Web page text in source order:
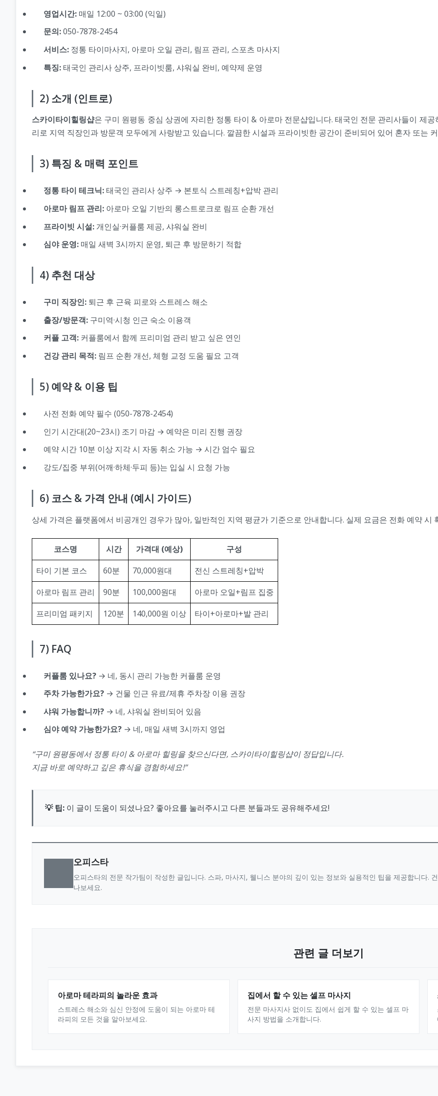
영업시간: 매일 12:00 ~ 03:00 (익일)
문의:050-7878-2454
서비스: 정통 타이마사지, 아로마 오일 관리, 림프 관리, 스포츠 마사지
특징:태국인 관리사 상주, 프라이빗룸, 샤워실 완비, 예약제 운영
2) 소개 (인트로)
스카이타이힐링샵은 구미 원평동 중심 상권에 자리한 정통 타이 & 아로마 전문샵입니다. 태국인 전문 관리사들이 제
리로 지역 직장인과 방문객 모두에게 사랑받고 있습니다. 깔끔한 시설과 프라이빗한 공간이 준비되어 있어 혼자 또는
3) 특징 & 매력 포인트
정통 타이 테크닉:태국인 관리사 상주 → 본토식 스트레칭+압박 관리
아로마 림프 관리: 아로마 오일 기반의 롱스트로크로 림프 순환 개선
프라이빗 시설: 개인실·커플룸 제공, 샤워실 완비
심야 운영: 매일 새벽 3시까지 운영, 퇴근 후 방문하기 적합
4) 추천 대상
구미 직장인: 퇴근 후 근육 피로와 스트레스 해소
출장/방문객: 구미역·시청 인근 숙소 이용객
커플 고객: 커플룸에서 함께 프리미엄 관리 받고 싶은 연인
건강 관리 목적: 림프 순환 개선, 체형 교정 도움 필요 고객
5) 예약 & 이용 팁
사전 전화 예약 필수 (050-7878-2454)
인기 시간대(20~23시) 조기 마감 → 예약은 미리 진행 권장
예약 시간 10분 이상 지각 시 자동 취소 가능 → 시간 엄수 필요
강도/집중 부위(어깨·하체·두피 등)는 입실 시 요청 가능
6) 코스 & 가격 안내 (예시 가이드)
상세 가격은 플랫폼에서 비공개인 경우가 많아, 일반적인 지역 평균가 기준으로 안내합니다. 실제 요금은 전화 예약 시
코스명 시간 가격대 (예상)
구성
타이 기본 코스
60분 70,000원대
전신 스트레칭+압박
아로마 림프 관리
90분 100,000원대
아로마 오일+림프 집중
프리미엄 패키지
120분 140,000원 이상 타이+아로마+발 관리
7) FAQ
커플룸 있나요? → 네, 동시 관리 가능한 커플룸 운영
주차 가능한가요? → 건물 인근 유료/제휴 주차장 이용 권장
샤워 가능합니까? → 네, 샤워실 완비되어 있음
심야 예약 가능한가요? → 네, 매일 새벽 3시까지 영업
“구미 원평동에서 정통 타이 & 아로마 힐링을 찾으신다면, 스카이타이힐링샵이 정답입니다.
지금 바로 예약하고 깊은 휴식을 경험하세요!”
💡 팁: 이 글이 도움이 되셨나요? 좋아요를 눌러주시고 다른 분들과도 공유해주세요!
오피스타
오피스타의 전문 작가팀이 작성한 글입니다. 스파, 마사지, 웰니스 분야의 깊이 있는 정보와 실용적인 팁을 제공합니다.
나보세요.
관련 글 더보기
아로마 테라피의 놀라운 효과
스트레스 해소와 심신 안정에 도움이 되는 아로마 테
라피의 모든 것을 알아보세요.
집에서 할 수 있는 셀프 마사지
전문 마사지사 없이도 집에서 쉽게 할 수 있는 셀프 마
사지 방법을 소개합니다.